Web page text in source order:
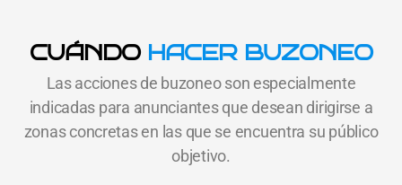
CUÁNDO HACER BUZONEO
Las acciones de buzoneo son especialmente
indicadas para anunciantes que desean dirigirse a
zonas concretas en las que se encuentra su público
objetivo.